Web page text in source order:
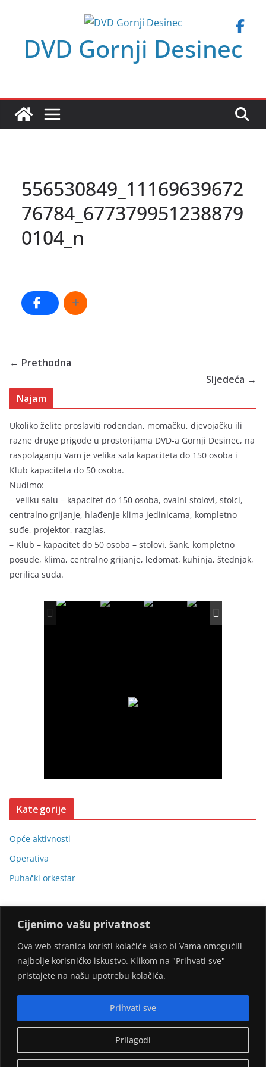
Cijenimo vašu privatnost
Ova web stranica koristi kolačiće kako bi Vama omogućili
najbolje korisničko iskustvo. Klikom na "Prihvati sve"
pristajete na našu upotrebu kolačića.
Prilagodi
Prihvati sve
contentDVD Gornji Desinec
556530849_11169639672
76784_677379951238879
0104_n
← Prethodna
Sljedeća →
Najam
Ukoliko želite proslaviti rođendan, momačku, djevojačku ili
razne druge prigode u prostorijama DVD-a Gornji Desinec, na
raspolaganju Vam je velika sala kapaciteta do 150 osoba i
Klub kapaciteta do 50 osoba.
Nudimo:
– veliku salu – kapacitet do 150 osoba, ovalni stolovi, stolci,
centralno grijanje, hlađenje klima jedinicama, kompletno
suđe, projektor, razglas.
– Klub – kapacitet do 50 osoba – stolovi, šank, kompletno
posuđe, klima, centralno grijanje, ledomat, kuhinja, štednjak,
perilica suđa.
Kategorije
Opće aktivnosti
Operativa
Puhački orkestar
Stranicu omogućili:
Copyright © 2026DVD Gornji Desinec. Sva prava pridržana.